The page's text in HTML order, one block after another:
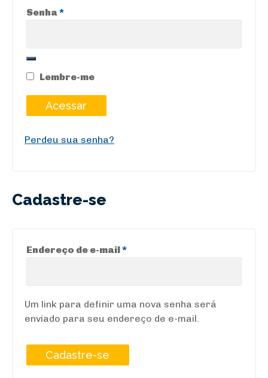
Senha*Obrigatório
Lembre-me
Acessar
Perdeu sua senha?
Cadastre-se
Endereço de e-mail*Obrigatório
Um link para definir uma nova senha será
enviado para seu endereço de e-mail.
Cadastre-se